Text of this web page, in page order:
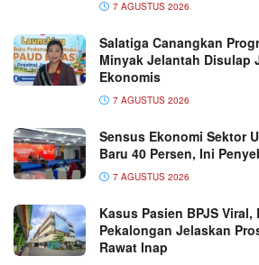
7 AGUSTUS 2026
Salatiga Canangkan
Minyak Jelantah Disulap
Ekonomis
7 AGUSTUS 2026
Sensus Ekonomi Sektor
Baru 40 Persen, Ini
7 AGUSTUS 2026
Kasus Pasien BPJS Viral,
Pekalongan Jelaskan
Rawat Inap